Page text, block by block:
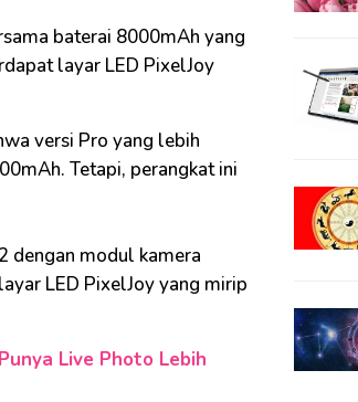
baterai 8000mAh yang
layar LED PixelJoy
versi Pro yang lebih
Tetapi, perangkat ini
dengan modul kamera
LED PixelJoy yang mirip
Live Photo Lebih